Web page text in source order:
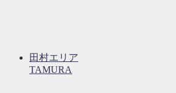
田村エリア
TAMURA